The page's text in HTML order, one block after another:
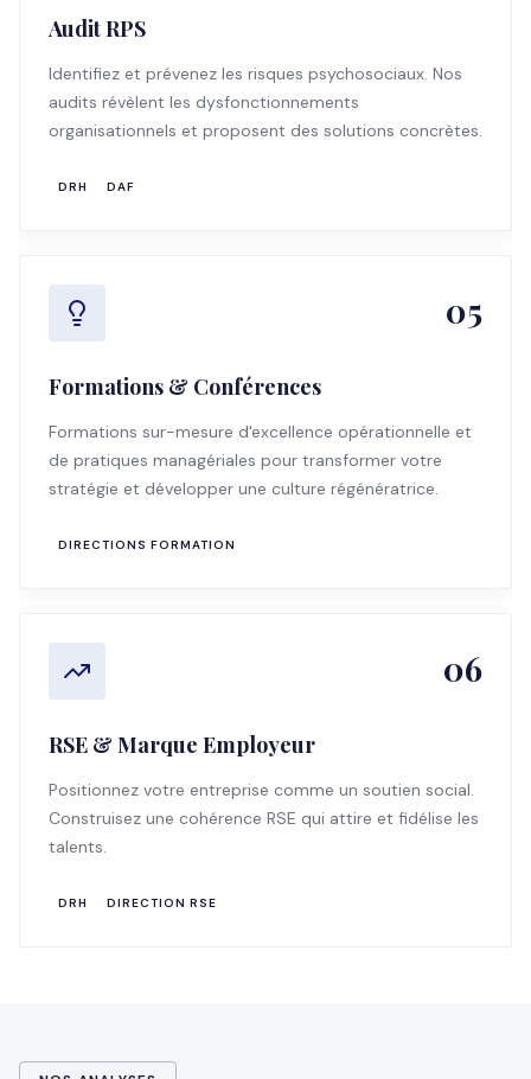
Audit RPS
Identifiez et prévenez les risques psychosociaux. Nos
audits révèlent les dysfonctionnements
organisationnels et proposent des solutions concrètes.
DRH DAF
05
Formations & Conférences
Formations sur-mesure d'excellence opérationnelle et
de pratiques managériales pour transformer votre
stratégie et développer une culture régénératrice.
DIRECTIONS FORMATION
06
RSE & Marque Employeur
Positionnez votre entreprise comme un soutien social.
Construisez une cohérence RSE qui attire et fidélise les
talents.
DRH DIRECTION RSE